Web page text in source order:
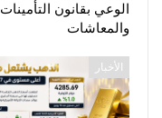
الوعي بقانون التأمينات
والمعاشات
الأخبار